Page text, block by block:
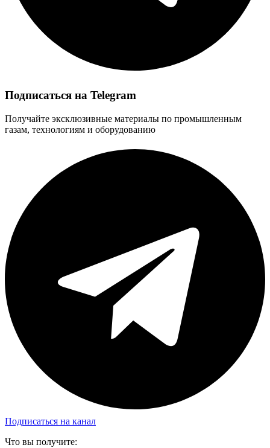
Подписаться на Telegram
Получайте эксклюзивные материалы по промышленным
газам, технологиям и оборудованию
Подписаться на канал
Что вы получите: